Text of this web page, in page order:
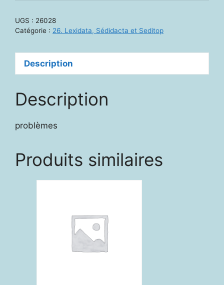
cycle
/1
631-
22
UGS : 26028
Catégorie : 26. Lexidata, Sédidacta et Seditop
Description
Description
problèmes
Produits similaires